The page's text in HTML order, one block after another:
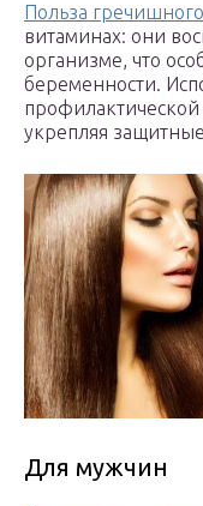
Польза
витаминах: они
организме, что
беременности.
укрепляя
Для мужчин